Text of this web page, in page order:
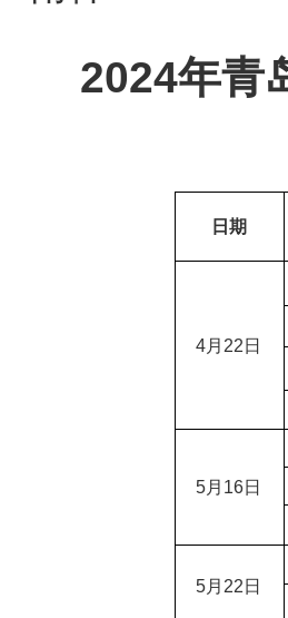
2024年青
日期
4月22日
5月16日
5月22日